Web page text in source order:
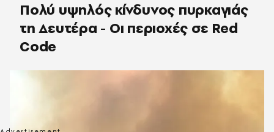
Πολύ υψηλός κίνδυνος πυρκαγιάς
τη Δευτέρα - Οι περιοχές σε Red
Code